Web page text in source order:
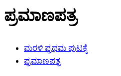
ಪ್ರಮಾಣಪತ್ರ
ಮರಳಿ ಪ್ರಥಮ ಪುಟಕ್ಕೆ
ಪ್ರಮಾಣಪತ್ರ